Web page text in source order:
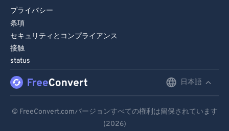
プライバシー
条項
セキュリティとコンプライアンス
接触
status
日本語
Español
© FreeConvert.comバージョンすべての権利は留保されています
(2026)